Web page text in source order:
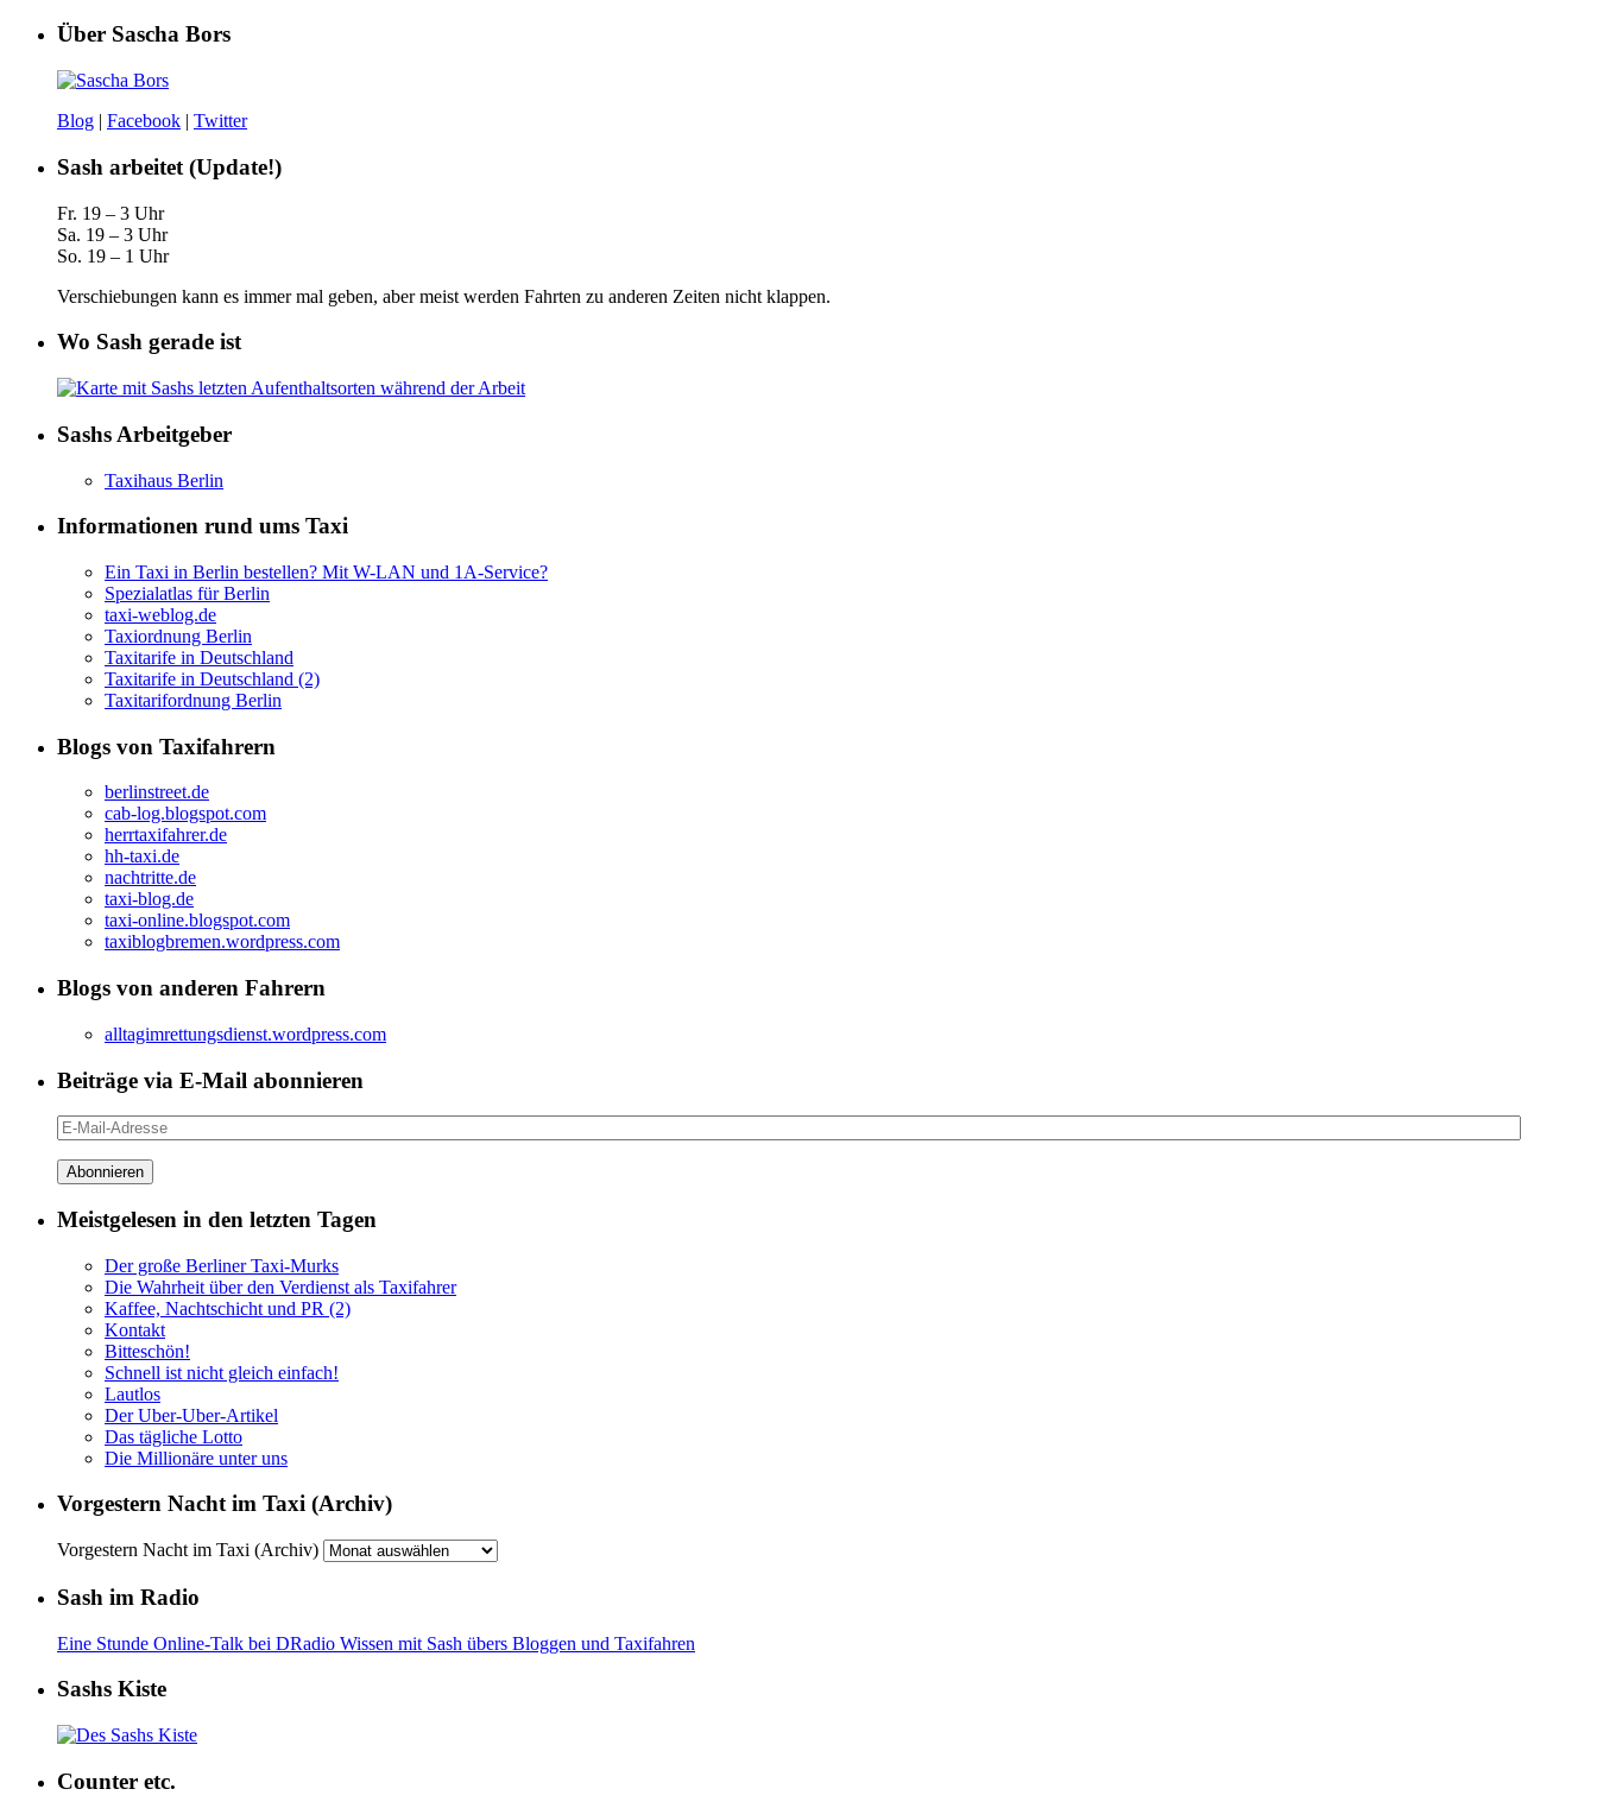
Über Sascha Bors
Blog | Facebook | Twitter
Sash arbeitet (Update!)
Fr. 19 – 3 Uhr
Sa. 19 – 3 Uhr
So. 19 – 1 Uhr
Verschiebungen kann es immer mal geben, aber meist werden Fahrten zu anderen Zeiten nicht klappen.
Wo Sash gerade ist
Sashs Arbeitgeber
Taxihaus Berlin
Informationen rund ums Taxi
Ein Taxi in Berlin bestellen? Mit W-LAN und 1A-Service?
Spezialatlas für Berlin
taxi-weblog.de
Taxiordnung Berlin
Taxitarife in Deutschland
Taxitarife in Deutschland (2)
Taxitarifordnung Berlin
Blogs von Taxifahrern
berlinstreet.de
cab-log.blogspot.com
herrtaxifahrer.de
hh-taxi.de
nachtritte.de
taxi-blog.de
taxi-online.blogspot.com
taxiblogbremen.wordpress.com
Blogs von anderen Fahrern
alltagimrettungsdienst.wordpress.com
Beiträge via E-Mail abonnieren
E-
Mail-
Adresse
Meistgelesen in den letzten Tagen
Der große Berliner Taxi-Murks
Die Wahrheit über den Verdienst als Taxifahrer
Kaffee, Nachtschicht und PR (2)
Kontakt
Bitteschön!
Schnell ist nicht gleich einfach!
Lautlos
Der Uber-Uber-Artikel
Das tägliche Lotto
Die Millionäre unter uns
Vorgestern Nacht im Taxi (Archiv)
Vorgestern Nacht im Taxi (Archiv)
Sash im Radio
Eine Stunde Online-Talk bei DRadio Wissen mit Sash übers Bloggen und Taxifahren
Sashs Kiste
Counter etc.